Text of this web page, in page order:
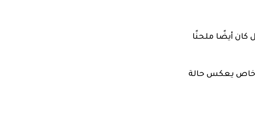
كان أيضًا ملحنًا
خاص يعكس حالة